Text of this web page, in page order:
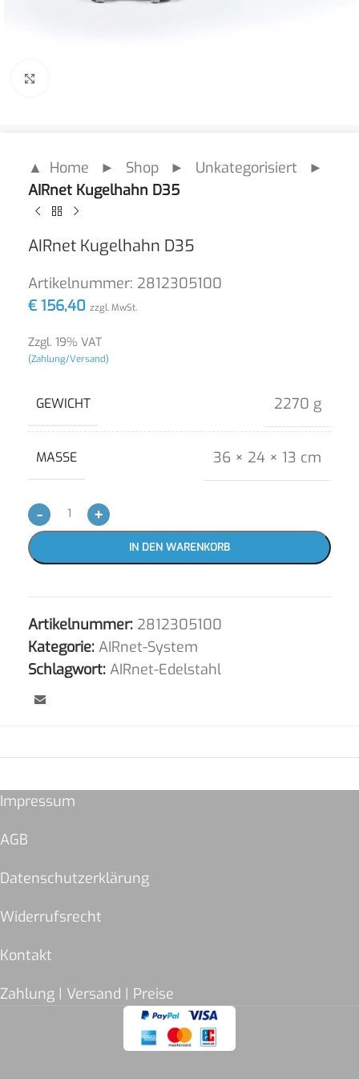
▲ Home ► Shop ► Unkategorisiert ►
AIRnet Kugelhahn D35
AIRnet Kugelhahn D35
Artikelnummer: 2812305100
€ 156,40 zzgl. MwSt.
Zzgl. 19% VAT
(Zahlung/Versand)
GEWICHT 2270 g
MASSE 36 × 24 × 13 cm
- +
IN DEN WARENKORB
Artikelnummer: 2812305100
Kategorie: AIRnet-System
Schlagwort: AIRnet-Edelstahl
Impressum
AGB
Datenschutzerklärung
Widerrufsrecht
Kontakt
Zahlung | Versand | Preise